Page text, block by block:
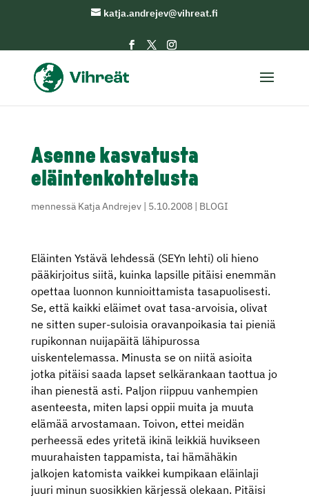
katja.andrejev@vihreat.fi
Asenne kasvatusta
eläintenkohtelusta
mennessä Katja Andrejev| 5.10.2008| BLOGI
Eläinten Ystävä lehdessä (SEYn lehti) oli hieno
pääkirjoitus siitä, kuinka lapsille pitäisi enemmän
opettaa luonnon kunnioittamista tasapuolisesti.
Se, että kaikki eläimet ovat tasa-arvoisia, olivat
ne sitten super-suloisia oravanpoikasia tai pieniä
rupikonnan nuijapäitä lähipurossa
uiskentelemassa. Minusta se on niitä asioita
jotka pitäisi saada lapset selkärankaan taottua jo
ihan pienestä asti. Paljon riippuu vanhempien
asenteesta, miten lapsi oppii muita ja muuta
elämää arvostamaan. Toivon, ettei meidän
perheessä edes yritetä ikinä leikkiä huvikseen
muurahaisten tappamista, tai hämähäkin
jalkojen katomista vaikkei kumpikaan eläinlaji
juuri minun suosikkien kärjessä olekaan. Pitäisi